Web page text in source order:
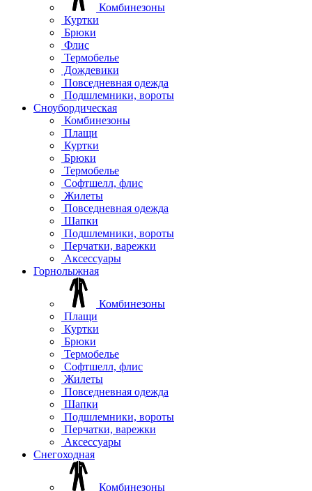
Комбинезоны
Куртки
Брюки
Флис
Термобелье
Дождевики
Повседневная одежда
Подшлемники, вороты
Сноубордическая
Комбинезоны
Плащи
Куртки
Брюки
Термобелье
Софтшелл, флис
Жилеты
Повседневная одежда
Шапки
Подшлемники, вороты
Перчатки, варежки
Аксессуары
Горнолыжная
Комбинезоны
Плащи
Куртки
Брюки
Термобелье
Софтшелл, флис
Жилеты
Повседневная одежда
Шапки
Подшлемники, вороты
Перчатки, варежки
Аксессуары
Снегоходная
Комбинезоны